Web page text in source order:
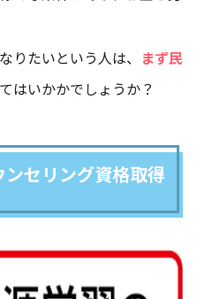
りたいという人は、 まず民
はいかかでしょうか？
セリング資格取得